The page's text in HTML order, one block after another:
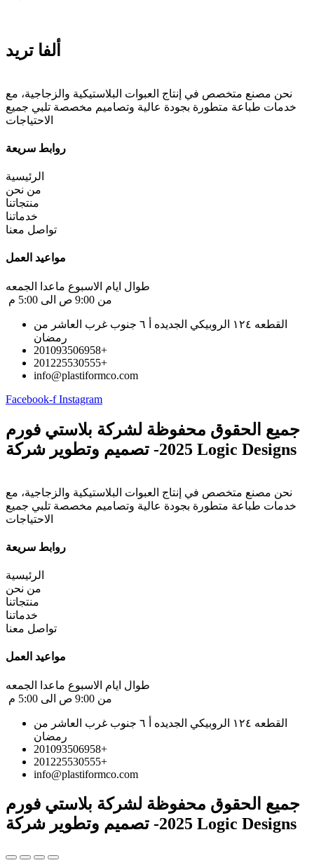
ألفا تريد
نحن مصنع متخصص في إنتاج العبوات البلاستيكية والزجاجية، مع
خدمات طباعة متطورة بجودة عالية وتصاميم مخصصة تلبي جميع
الاحتياجات
روابط سريعة
الرئيسية
من نحن
منتجاتنا
خدماتنا
تواصل معنا
من 9:00 ص الى 5:00 م
القطعه ١٢٤ الروبيكي الجديده أ ٦ جنوب غرب العاشر من
رمضان
201093506958+
201225530555+
info@plastiformco.com​
Facebook-f Instagram
جميع الحقوق محفوظة لشركة بلاستي فورم
2025- تصميم وتطوير شركة Logic Designs
نحن مصنع متخصص في إنتاج العبوات البلاستيكية والزجاجية، مع
خدمات طباعة متطورة بجودة عالية وتصاميم مخصصة تلبي جميع
الاحتياجات
روابط سريعة
الرئيسية
من نحن
منتجاتنا
خدماتنا
تواصل معنا
من 9:00 ص الى 5:00 م
القطعه ١٢٤ الروبيكي الجديده أ ٦ جنوب غرب العاشر من
رمضان
201093506958+
201225530555+
info@plastiformco.com​
جميع الحقوق محفوظة لشركة بلاستي فورم
2025- تصميم وتطوير شركة Logic Designs